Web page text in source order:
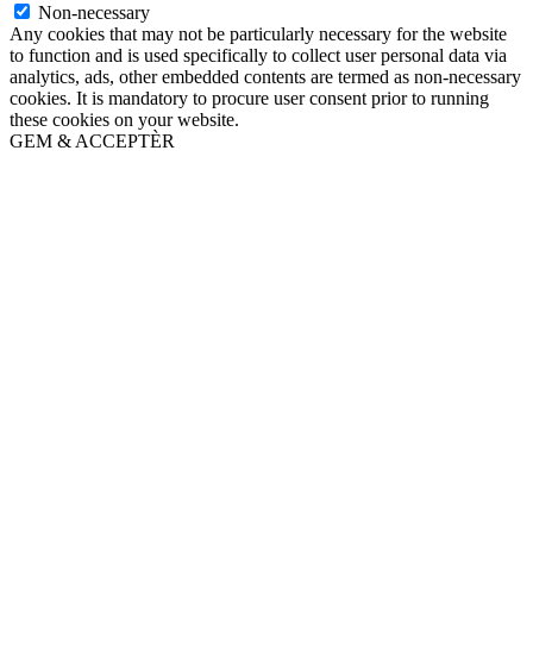
Non-necessary
Any cookies that may not be particularly necessary for the website
to function and is used specifically to collect user personal data via
analytics, ads, other embedded contents are termed as non-necessary
cookies. It is mandatory to procure user consent prior to running
these cookies on your website.
GEM & ACCEPTÈR